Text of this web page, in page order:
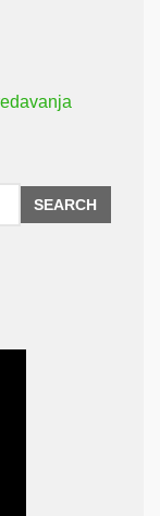
SEARCH